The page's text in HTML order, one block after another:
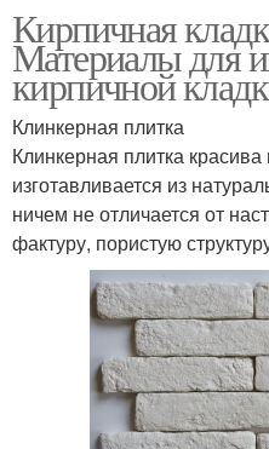
Кирпичная
Материалы для
кирпичной
Клинкерная плитка
Клинкерная плитка
изготавливается из
ничем не отличается от
фактуру, пористую